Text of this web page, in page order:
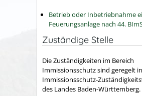
Betrieb oder Inbetriebnahme
Feuerungsanlage nach 44.
Zuständige Stelle
Die Zuständigkeiten im Bereich
Immissionsschutz sind geregelt
Immissionsschutz-
des Landes Baden-Württemberg.